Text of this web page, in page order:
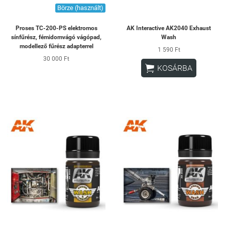
Börze (használt)
Proses TC-200-PS elektromos
sínfűrész, fémidomvágó vágópad,
modellező fűrész adapterrel
30 000 Ft
AK Interactive AK2040 Exhaust
Wash
1 590 Ft
 KOSÁRBA